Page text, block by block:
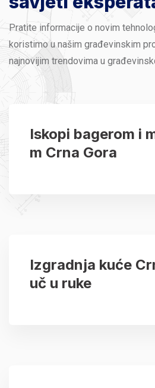
Pratite informacije o novim
koristimo u našim građevinskim
najnovijim trendovima u
Iskopi bagerom i
m Crna Gora
Izgradnja kuće
uč u ruke